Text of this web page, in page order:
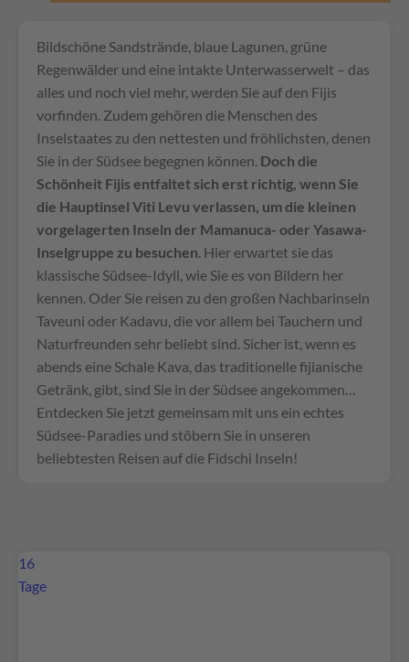
Bildschöne Sandstrände, blaue Lagunen, grüne
Regenwälder und eine intakte Unterwasserwelt – das
alles und noch viel mehr, werden Sie auf den Fijis
vorfinden. Zudem gehören die Menschen des
Inselstaates zu den nettesten und fröhlichsten, denen
Sie in der Südsee begegnen können. Doch die
Schönheit Fijis entfaltet sich erst richtig, wenn Sie
die Hauptinsel Viti Levu verlassen, um die kleinen
vorgelagerten Inseln der Mamanuca- oder Yasawa-
Inselgruppe zu besuchen . Hier erwartet sie das
klassische Südsee-Idyll, wie Sie es von Bildern her
kennen. Oder Sie reisen zu den großen Nachbarinseln
Taveuni oder Kadavu, die vor allem bei Tauchern und
Naturfreunden sehr beliebt sind. Sicher ist, wenn es
abends eine Schale Kava, das traditionelle fijianische
Getränk, gibt, sind Sie in der Südsee angekommen…
Entdecken Sie jetzt gemeinsam mit uns ein echtes
Südsee-Paradies und stöbern Sie in unseren
beliebtesten Reisen auf die Fidschi Inseln!
16
Tage